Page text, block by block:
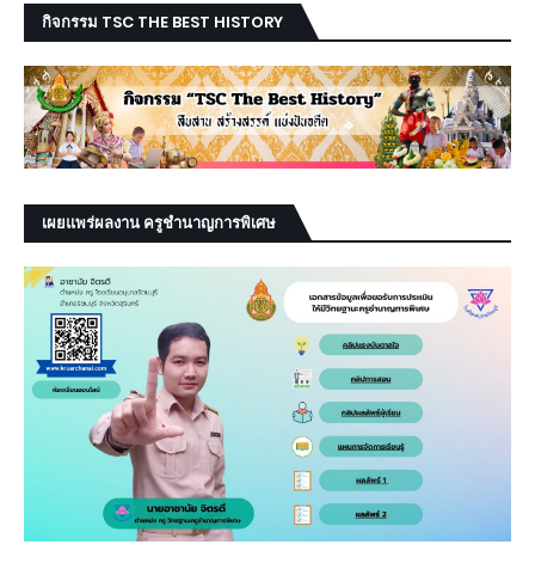
กิจกรรม TSC THE BEST HISTORY
เผยแพร่ผลงาน ครูชำนาญการพิเศษ